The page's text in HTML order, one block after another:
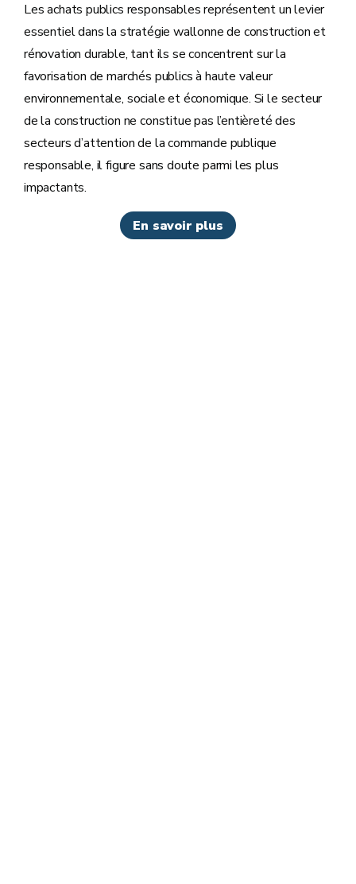
Les achats publics responsables représentent un levier
essentiel dans la stratégie wallonne de construction et
rénovation durable, tant ils se concentrent sur la
favorisation de marchés publics à haute valeur
environnementale, sociale et économique. Si le secteur
de la construction ne constitue pas l’entièreté des
secteurs d’attention de la commande publique
responsable, il figure sans doute parmi les plus
impactants.
En savoir plus